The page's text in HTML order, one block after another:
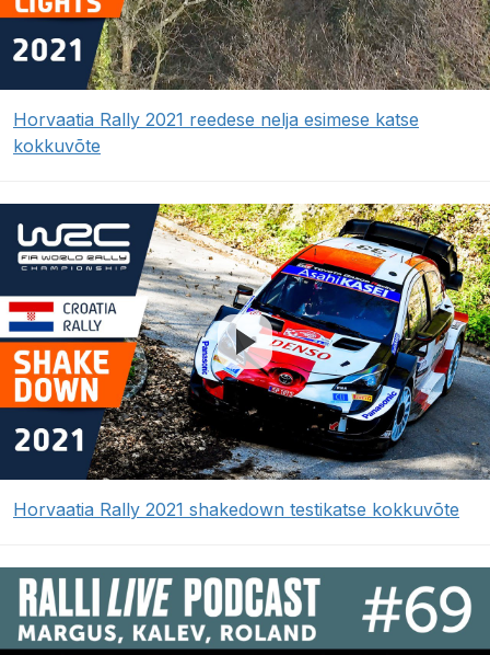
Horvaatia Rally 2021 reedese nelja esimese katse
kokkuvõte
Horvaatia Rally 2021 shakedown testikatse kokkuvõte